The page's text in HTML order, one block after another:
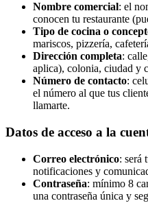
Nombre comercial: el
conocen tu restaurante
Tipo de cocina o
mariscos, pizzería,
Dirección completa:
aplica), colonia, ciudad y
Número de contacto:
el número al que tus
llamarte.
Datos de acceso a la
Correo electrónico: será
notificaciones y
Contraseña: mínimo 8
una contraseña única y